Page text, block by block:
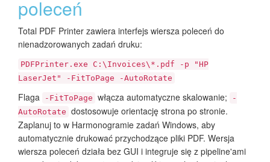
poleceń
Total PDF Printer zawiera interfejs wiersza poleceń do
nienadzorowanych zadań druku:
PDFPrinter.exe C:\Invoices\*.pdf -p "HP
LaserJet" -FitToPage -AutoRotate
Flaga -FitToPage włącza automatyczne skalowanie;
-
AutoRotate dostosowuje orientację strona po stronie.
Zaplanuj to w Harmonogramie zadań Windows, aby
automatycznie drukować przychodzące pliki PDF. Wersja
wiersza poleceń działa bez GUI i integruje się z pipeline'ami